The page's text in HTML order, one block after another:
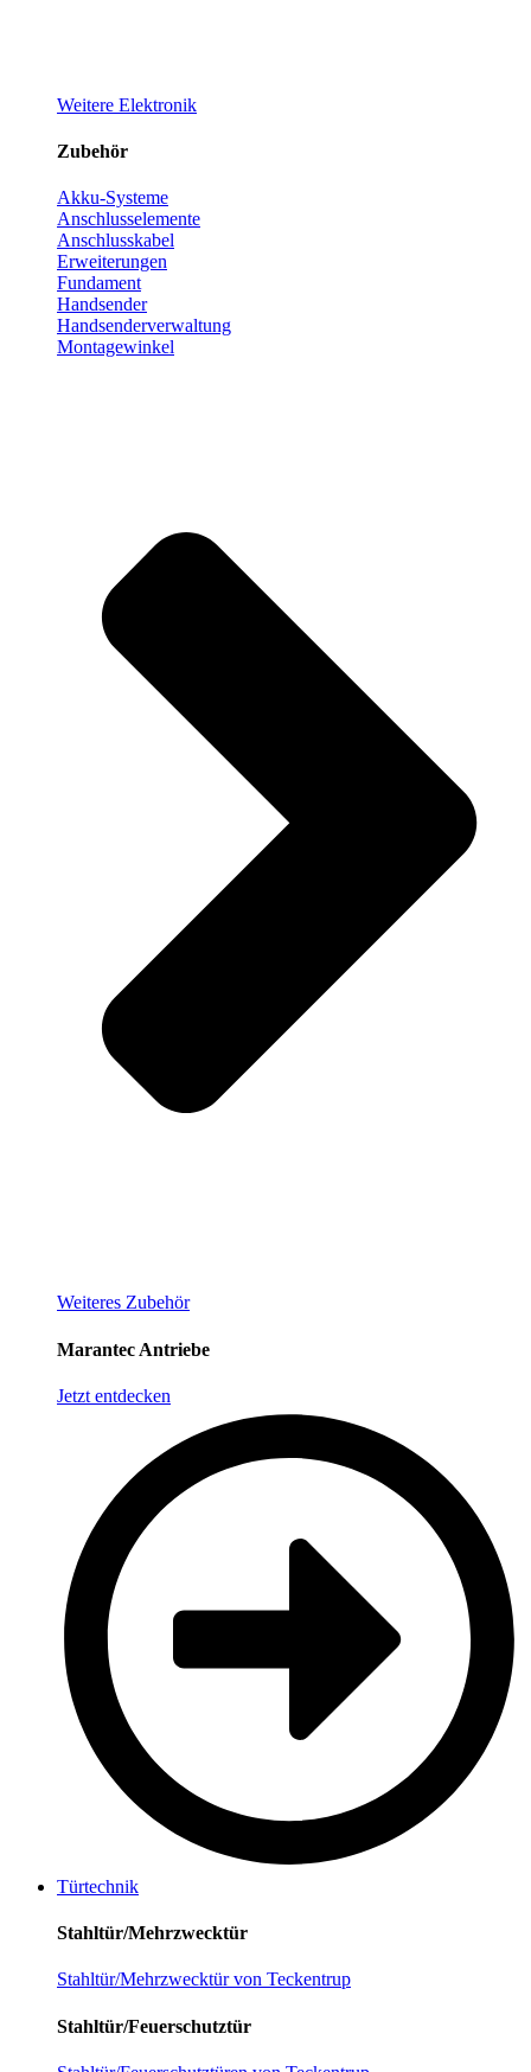
Weitere Elektronik
Zubehör
Akku-Systeme
Anschlusselemente
Anschlusskabel
Erweiterungen
Fundament
Handsender
Handsenderverwaltung
Montagewinkel
Weiteres Zubehör
Marantec Antriebe
Jetzt entdecken
Türtechnik
Stahltür/Mehrzwecktür
Stahltür/Mehrzwecktür von Teckentrup
Stahltür/Feuerschutztür